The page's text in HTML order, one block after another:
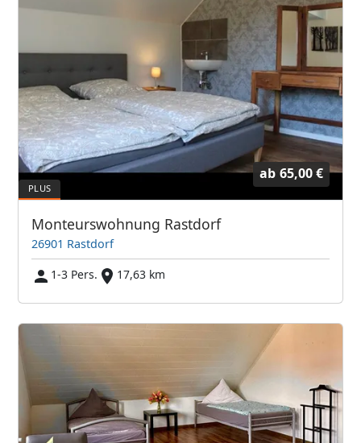
ab 65,00 €
Monteurswohnung Rastdorf
26901 Rastdorf
1-3 Pers.
17,63 km